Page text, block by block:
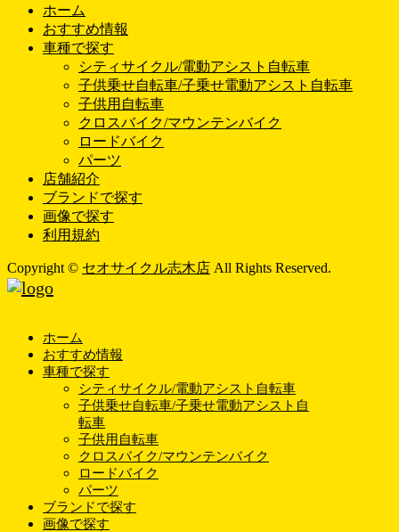
ホーム
おすすめ情報
車種で探す
シティサイクル/電動アシスト自転車
子供乗せ自転車/子乗せ電動アシスト自転車
子供用自転車
クロスバイク/マウンテンバイク
ロードバイク
パーツ
店舗紹介
ブランドで探す
画像で探す
利用規約
Copyright © セオサイクル志木店 All Rights Reserved.
ホーム
おすすめ情報
車種で探す
シティサイクル/電動アシスト自転車
子供乗せ自転車/子乗せ電動アシスト自
転車
子供用自転車
クロスバイク/マウンテンバイク
ロードバイク
パーツ
ブランドで探す
画像で探す